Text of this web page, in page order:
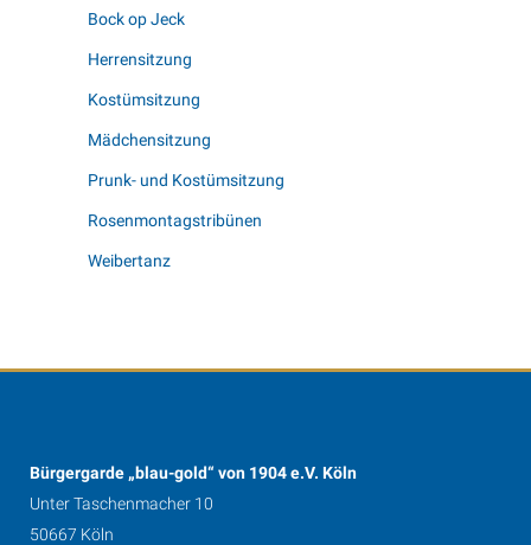
Bock op Jeck
Herrensitzung
Kostümsitzung
Mädchensitzung
Prunk- und Kostümsitzung
Rosenmontagstribünen
Weibertanz
Bürgergarde „blau-gold“ von 1904 e.V. Köln
Unter Taschenmacher 10
50667 Köln